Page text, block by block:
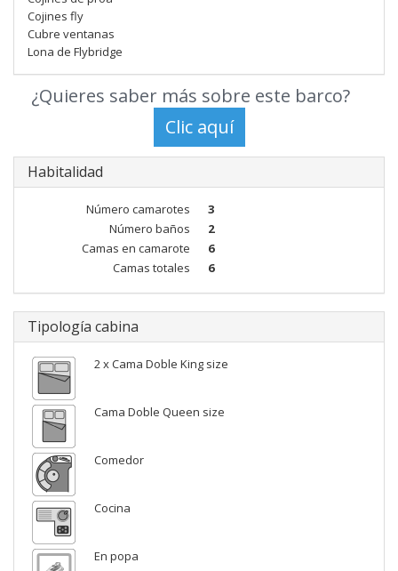
Cojines fly
Cubre ventanas
Lona de Flybridge
¿Quieres saber más sobre este barco?
Habitalidad
Número camarotes
3
Número baños
2
Camas en camarote
6
Camas totales
6
Tipología cabina
2 x Cama Doble King size
Cama Doble Queen size
Comedor
Cocina
En popa